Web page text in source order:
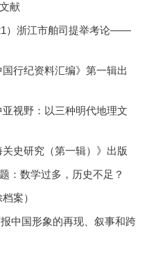
献
）浙江市舶司提举考论——
行纪资料汇编》第一辑出
视野：以三种明代地理文
史研究（第一辑）》出版
：数学过多，历史不足？
案）
中国形象的再现、叙事和跨